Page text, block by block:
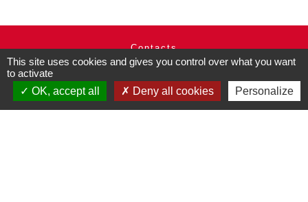
Contacts
Commune de Pullay
2 rue des Rossignols
27130 Pullay - FRANCE
This site uses cookies and gives you control over what you want
to activate
OK, accept all
Deny all cookies Personalize